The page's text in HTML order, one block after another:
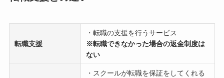
転職支援
・転職の支援を行うサービス
※転職できなかった場合の返金制度は
ない
・スクールが転職を保証をしてくれる